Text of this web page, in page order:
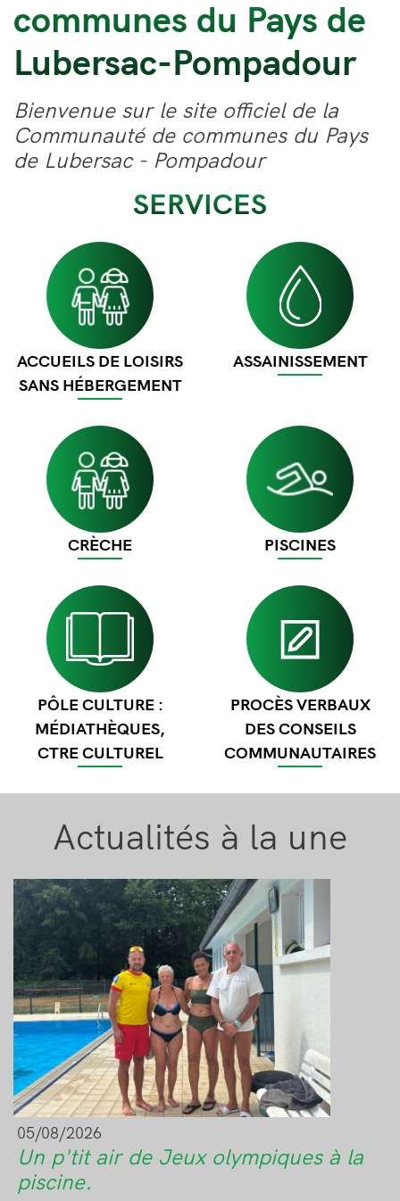
communes du Pays de
Lubersac-Pompadour
Bienvenue sur le site officiel de la
Communauté de communes du Pays
de Lubersac - Pompadour
SERVICES
Image
ACCUEILS DE LOISIRS
SANS HÉBERGEMENT
Image
ASSAINISSEMENT
Image
CRÈCHE
Image
PISCINES
Image
PÔLE CULTURE :
MÉDIATHÈQUES,
CTRE CULTUREL
Image
PROCÈS VERBAUX
DES CONSEILS
COMMUNAUTAIRES
Actualités à la une
Image
05/08/2026
Un p'tit air de Jeux olympiques à la
piscine.